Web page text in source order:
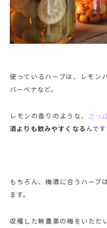
使っているハーブは、レモン
バーベナなど。
レモンの香りのような、 さっ
酒よりも飲みやすくなるんです
もちろん、梅酒に合うハーブ
ます。
収穫した無農薬の梅をいただ